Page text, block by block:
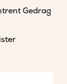
Gedrag